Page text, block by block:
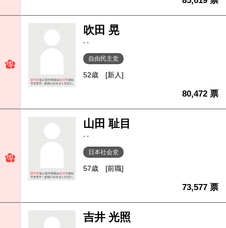
吹田 晃
- -
自由民主党
52歳 [新人]
80,472 票
山田 耻目
- -
日本社会党
57歳 [前職]
73,577 票
吉井 光照